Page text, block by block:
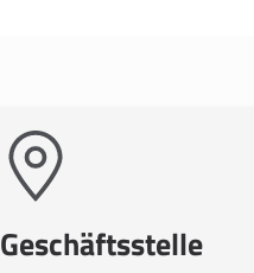
Geschäftsstelle